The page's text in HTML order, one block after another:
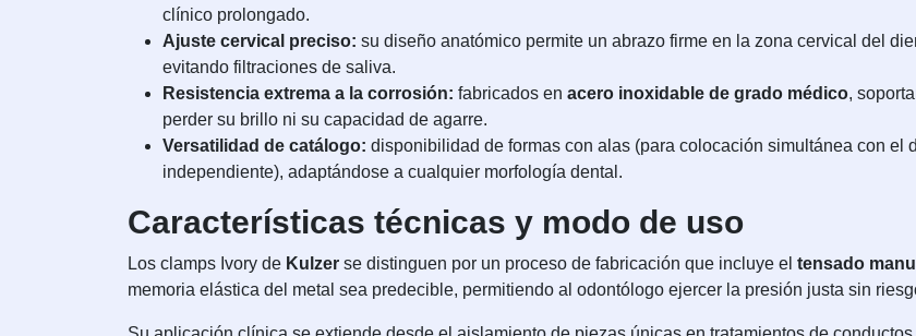
clínico prolongado.
Ajuste cervical preciso: su diseño anatómico permite un abrazo firme en la zona cervical del
evitando filtraciones de saliva.
Resistencia extrema a la corrosión: fabricados en acero inoxidable de grado médico,
perder su brillo ni su capacidad de agarre.
Versatilidad de catálogo: disponibilidad de formas con alas (para colocación simultánea con el
independiente), adaptándose a cualquier morfología dental.
Características técnicas y modo de uso
Los clamps Ivory de Kulzer se distinguen por un proceso de fabricación que incluye el tensado
memoria elástica del metal sea predecible, permitiendo al odontólogo ejercer la presión justa sin